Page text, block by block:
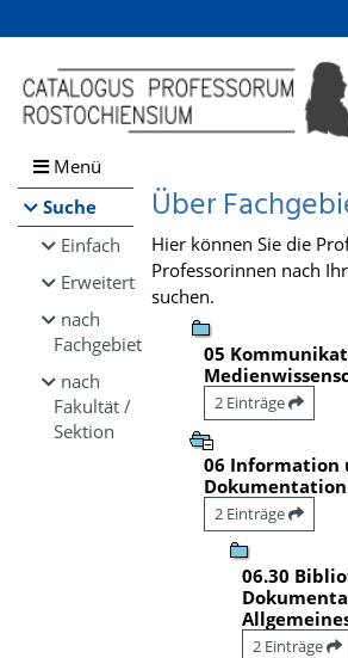
Browsen
direkt zum Inhalt
Menü
Suche
Einfach
Erweitert
nach
Fachgebiet
nach
Fakultät /
Sektion
Über
Hier können Sie die
Professorinnen nach
suchen.
05
2 Einträge
06 Information
Dokumentation
2 Einträge
06.30
2 Einträge